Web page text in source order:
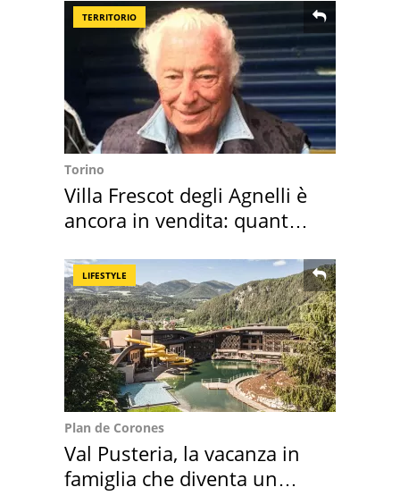
TERRITORIO
Torino
Villa Frescot degli Agnelli è
ancora in vendita: quanto
LIFESTYLE
Plan de Corones
Val Pusteria, la vacanza in
famiglia che diventa un